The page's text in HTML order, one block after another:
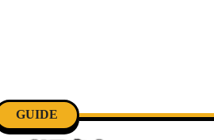
GUIDE